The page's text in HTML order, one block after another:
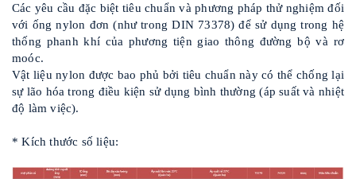
Các yêu cầu đặc biệt tiêu chuẩn và phương pháp thử nghiệm đối
với ống nylon đơn (như trong DIN 73378) để sử dụng trong hệ
thống phanh khí của phương tiện giao thông đường bộ và rơ
moóc.
Vật liệu nylon được bao phủ bởi tiêu chuẩn này có thể chống lại
sự lão hóa trong điều kiện sử dụng bình thường (áp suất và nhiệt
độ làm việc).
* Kích thước số liệu: